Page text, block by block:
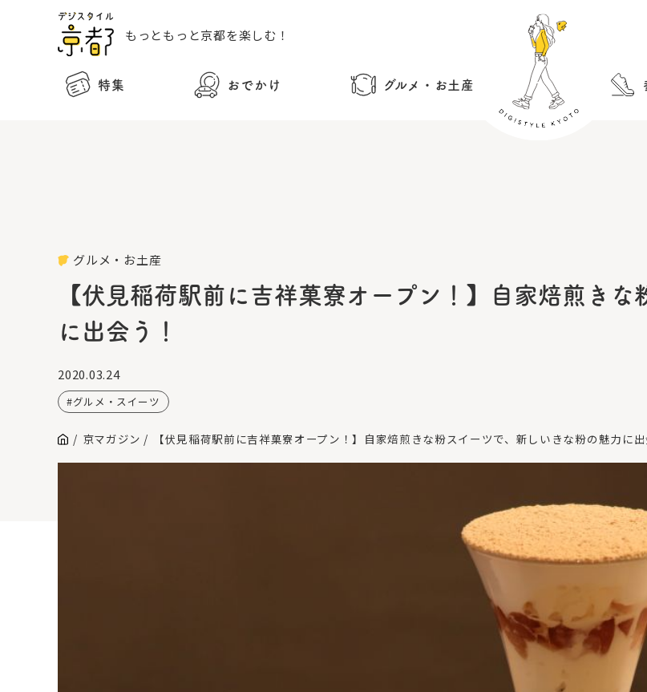
もっともっと京都を楽しむ！
特集 おでかけ グルメ・お土産
グルメ・お土産
【伏見稲荷駅前に吉祥菓寮オープン！】自家焙煎き
に出会う！
2020.03.24
グルメ・スイーツ
京マガジン 【伏見稲荷駅前に吉祥菓寮オープン！】自家焙煎きな粉スイーツで、新しいきな粉の魅力に出